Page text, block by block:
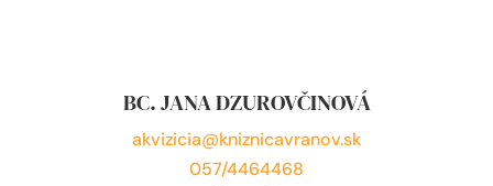
BC. JANA DZUROVČINOVÁ
akvizicia@kniznicavranov.sk
057/4464468